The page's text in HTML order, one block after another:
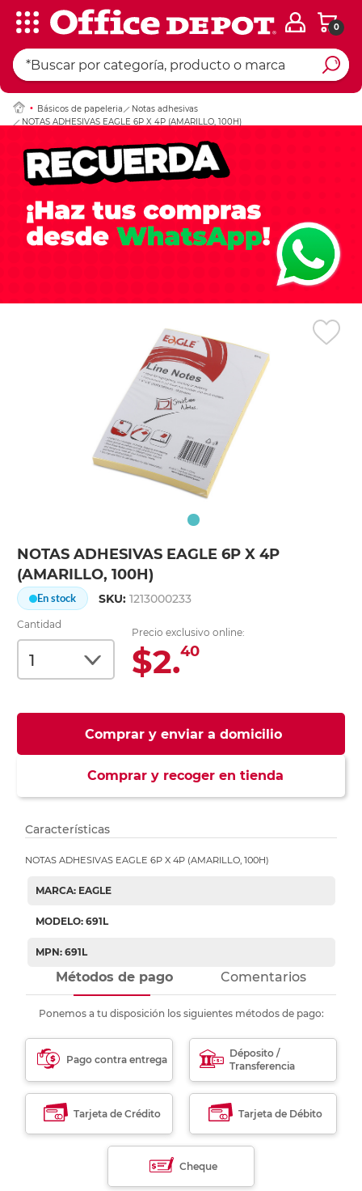
0
Básicos de papeleria
Notas adhesivas
NOTAS ADHESIVAS EAGLE 6P X 4P (AMARILLO, 100H)
NOTAS ADHESIVAS EAGLE 6P X 4P
(AMARILLO, 100H)
En stock SKU:1213000233
Cantidad
Precio exclusivo online:
$2.40
Comprar y enviar a domicilio
Comprar y recoger en tienda
Ingresar Codigo
Características
NOTAS ADHESIVAS EAGLE 6P X 4P (AMARILLO, 100H)
MARCA: EAGLE
MODELO: 691L
MPN: 691L
Métodos de pago Comentarios
Ponemos a tu disposición los siguientes métodos de pago:
Pago contra entrega
Déposito /
Transferencia
Tarjeta de Crédito Tarjeta de Débito
Cheque